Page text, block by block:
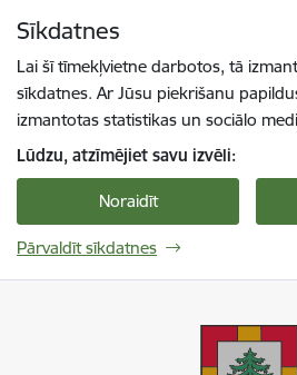
Sīkdatnes
Lai šī tīmekļvietne darbotos, tā
sīkdatnes. Ar Jūsu piekrišanu
izmantotas statistikas un sociālo
Lūdzu, atzīmējiet savu izvēli:
Noraidīt
Pārvaldīt sīkdatnes